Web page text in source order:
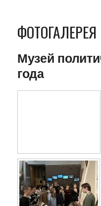
ФОТОГАЛЕРЕЯ
Музей
года